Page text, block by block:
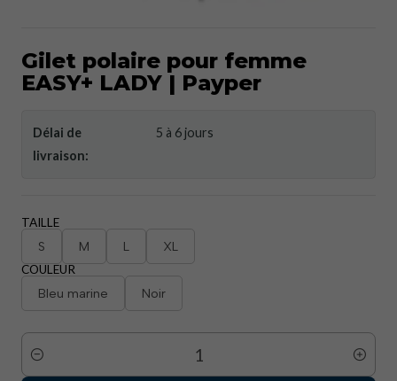
Gilet polaire pour femme
EASY+ LADY | Payper
Délai de
livraison:
5 à 6 jours
TAILLE
S M L XL
COULEUR
Bleu marine Noir
Quantité